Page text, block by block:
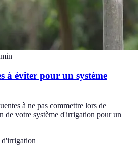
min
à éviter pour un système
à ne pas commettre lors de
de votre système d'irrigation pour un
d'irrigation